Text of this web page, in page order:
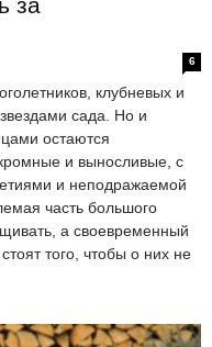
6
клубневых и
сада. Но и
остаются
и выносливые, с
и неподражаемой
часть большого
а своевременный
того, чтобы о них не